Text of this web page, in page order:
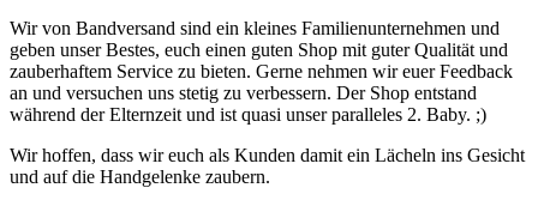
Wir von Bandversand sind ein kleines Familienunternehmen und
geben unser Bestes, euch einen guten Shop mit guter Qualität und
zauberhaftem Service zu bieten. Gerne nehmen wir euer Feedback
an und versuchen uns stetig zu verbessern. Der Shop entstand
während der Elternzeit und ist quasi unser paralleles 2. Baby. ;)
Wir hoffen, dass wir euch als Kunden damit ein Lächeln ins Gesicht
und auf die Handgelenke zaubern.